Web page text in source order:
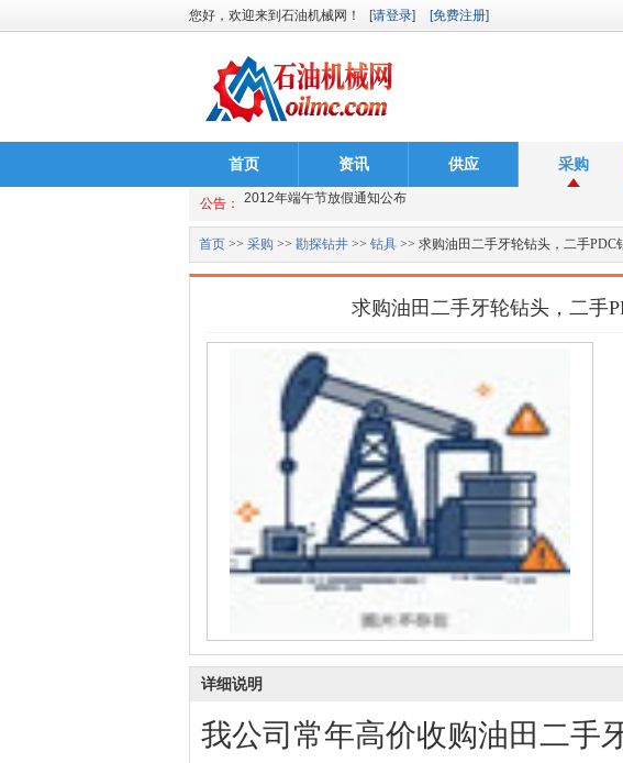
您好，欢迎来到石油机械网！ [请登录] [免费注册]
首页 资讯 供应 采购
公告：
国务院办公厅日前下发2013年部分节假日安排
2012年端午节放假通知公布
2012祝天下儿童节快乐
国务院办公厅日前下发2013年部分节假日安排
2012年端午节放假通知公布
2012祝天下儿童节快乐
首页 >> 采购 >> 勘探钻井 >> 钻具 >> 求购油田二手牙轮钻头，二手PDC
求购油田二手牙轮钻头，二手
详细说明
我公司常年高价收购油田二手